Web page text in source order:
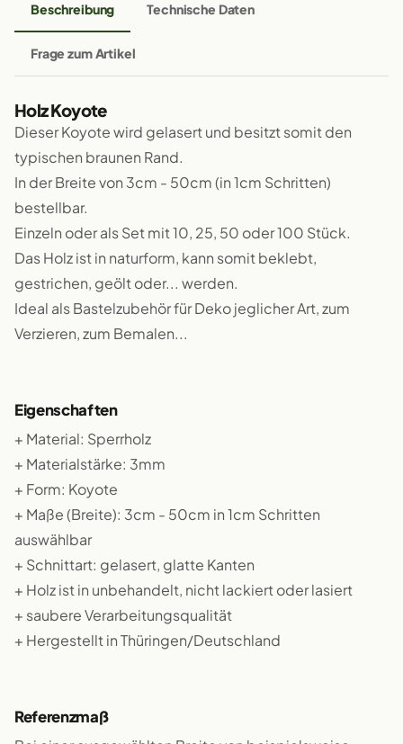
Beschreibung Technische Daten
Frage zum Artikel
Holz Koyote
Dieser Koyote wird gelasert und besitzt somit den
typischen braunen Rand.
In der Breite von 3cm - 50cm (in 1cm Schritten)
bestellbar.
Einzeln oder als Set mit 10, 25, 50 oder 100 Stück.
Das Holz ist in naturform, kann somit beklebt,
gestrichen, geölt oder... werden.
Ideal als Bastelzubehör für Deko jeglicher Art, zum
Verzieren, zum Bemalen...
Eigenschaften
+ Material: Sperrholz
+ Materialstärke: 3mm
+ Form: Koyote
+ Maße (Breite): 3cm - 50cm in 1cm Schritten
auswählbar
+ Schnittart: gelasert, glatte Kanten
+ Holz ist in unbehandelt, nicht lackiert oder lasiert
+ saubere Verarbeitungsqualität
+ Hergestellt in Thüringen/Deutschland
Referenzmaß